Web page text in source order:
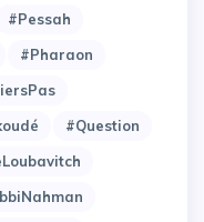
#Pessah
#Pharaon
#Question